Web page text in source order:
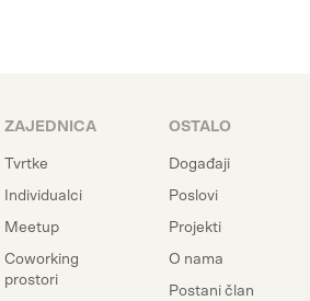
ZAJEDNICA
Tvrtke
Individualci
Meetup
Coworking
prostori
OSTALO
Događaji
Poslovi
Projekti
O nama
Postani član